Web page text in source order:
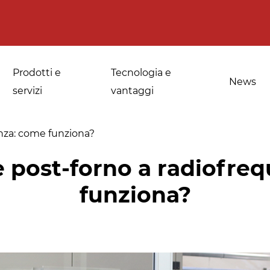
Prodotti e
servizi
Applicazioni per le
fornerie industriali
Disinfestazione e
Sanificazione di
spezie, erbe
Sanificazione della
Tecnologia e
vantaggi
News
come funziona?
post-forno a
funziona?